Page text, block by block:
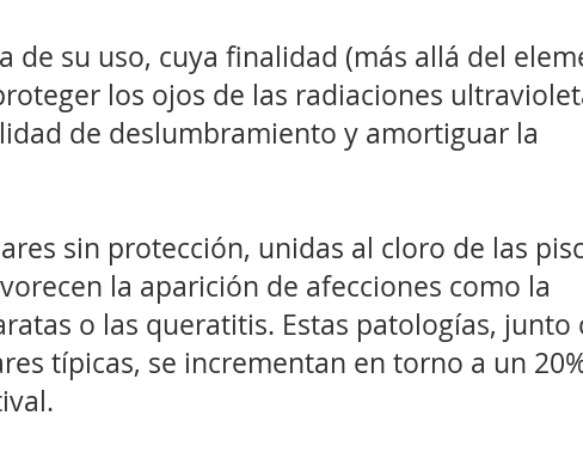
de su uso, cuya finalidad (más allá del
los ojos de las radiaciones
de deslumbramiento y amortiguar la
sin protección, unidas al cloro de las
la aparición de afecciones como la
o las queratitis. Estas patologías, junto
típicas, se incrementan en torno a un